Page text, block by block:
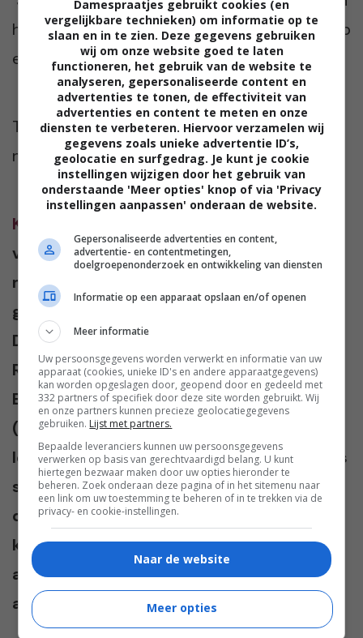
handen. Ik sputter tegen. “Tom, serieus, ik heb
er geen tijd voor.”
Tom luistert niet en laat me geen keus. Hij is
net zo’n deadliner als z’n moeder.
Karin van Leeuwen
van tekstbureau De Gooise Pen. Heeft
meer dan twintig jaar voor kranten
gewerkt en schrijft blogs voor
Damespraatjes. Ze woont samen met
Robert Brekelmans en hun twee mannen
Bob en Tom in ’t Gooi. Naast schrijven
(momenteel is ze druk met een boek!) is
lezen een grote hobby. De andere passie is
sporten; heel wat uurtjes brengt zij door in
de sportschool voor spinninglessen en
krachttrainingen. Alle drie haar mannen
atletieken en Bob en Tom doen daarnaast
aan freerunning.
Damespraatjes gebruikt cookies (en
vergelijkbare technieken) om informatie op te
slaan en in te zien. Deze gegevens gebruiken
wij om onze website goed te laten
functioneren, het gebruik van de website te
analyseren, gepersonaliseerde content en
advertenties te tonen, de effectiviteit van
advertenties en content te meten en onze
diensten te verbeteren. Hiervoor verzamelen wij
gegevens zoals unieke advertentie ID’s,
geolocatie en surfgedrag. Je kunt je cookie
instellingen wijzigen door het gebruik van
onderstaande 'Meer opties' knop of via 'Privacy
instellingen aanpassen' onderaan de website.
Gepersonaliseerde advertenties en content,
advertentie- en contentmetingen,
doelgroepenonderzoek en ontwikkeling van diensten
Informatie op een apparaat opslaan en/of openen
Meer informatie
Uw persoonsgegevens worden verwerkt en informatie van uw
apparaat (cookies, unieke ID's en andere apparaatgegevens)
kan worden opgeslagen door, geopend door en gedeeld met
332 partners of specifiek door deze site worden gebruikt. Wij
en onze partners kunnen precieze geolocatiegegevens
gebruiken. Lijst met partners.
Bepaalde leveranciers kunnen uw persoonsgegevens
verwerken op basis van gerechtvaardigd belang. U kunt
hiertegen bezwaar maken door uw opties hieronder te
beheren. Zoek onderaan deze pagina of in het sitemenu naar
een link om uw toestemming te beheren of in te trekken via de
privacy- en cookie-instellingen.
Naar de website
Meer opties